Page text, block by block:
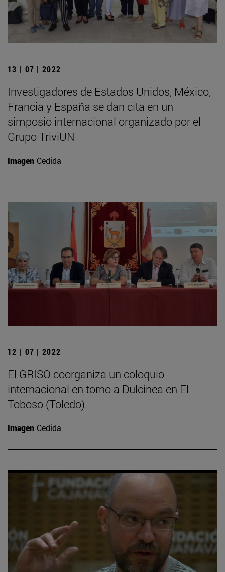
13 | 07 | 2022
Investigadores de Estados Unidos, México,
Francia y España se dan cita en un
simposio internacional organizado por el
Grupo TriviUN
Imagen Cedida
12 | 07 | 2022
El GRISO coorganiza un coloquio
internacional en torno a Dulcinea en El
Toboso (Toledo)
Imagen Cedida